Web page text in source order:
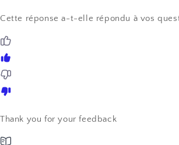
Cette réponse a-t-elle répondu à vos
Thank you for your feedback